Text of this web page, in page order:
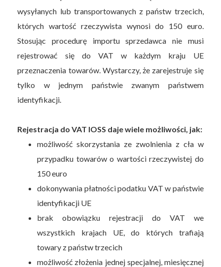
wysyłanych lub transportowanych z państw trzecich,
których wartość rzeczywista wynosi do 150 euro.
Stosując procedurę importu sprzedawca nie musi
rejestrować się do VAT w każdym kraju UE
przeznaczenia towarów. Wystarczy, że zarejestruje się
tylko w jednym państwie zwanym państwem
identyfikacji.
Rejestracja do VAT IOSS daje wiele możliwości, jak:
możliwość skorzystania ze zwolnienia z cła w
przypadku towarów o wartości rzeczywistej do
150 euro
dokonywania płatności podatku VAT w państwie
identyfikacji UE
brak obowiązku rejestracji do VAT we
wszystkich krajach UE, do których trafiają
towary z państw trzecich
możliwość złożenia jednej specjalnej, miesięcznej